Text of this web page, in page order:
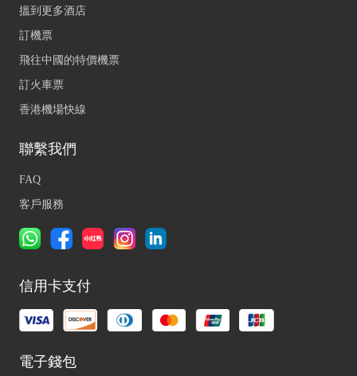
搵到更多酒店
訂機票
飛往中國的特價機票
訂火車票
香港機場快線
聯繫我們
FAQ
客戶服務
信用卡支付
電子錢包